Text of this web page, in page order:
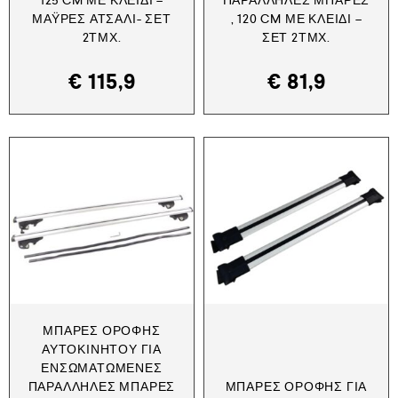
ΜΆΥΡΕΣ ΑΤΣΆΛΙ- ΣΕΤ
2ΤΜΧ.
€ 115,9
, 120 CM ΜΕ ΚΛΕΙΔΊ –
ΣΕΤ 2ΤΜΧ.
€ 81,9
ΜΠΆΡΕΣ ΟΡΟΦΉΣ
ΑΥΤΟΚΙΝΉΤΟΥ ΓΙΑ
ΕΝΣΩΜΑΤΩΜΈΝΕΣ
ΠΑΡΆΛΛΗΛΕΣ ΜΠΆΡΕΣ
ΜΠΆΡΕΣ ΟΡΟΦΉΣ ΓΙΑ